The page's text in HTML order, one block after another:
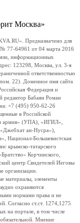
Москва»
Предназначено для
№ 77-64961 от 04 марта 2016
информационных
123298, Москва, ул. 3-я
ответственностью
22). Доменное имя сайта
Федерация и
редактор Бабаян Роман
+7 (495) 950-62-26
в Российской
армия» (УПА), «ИГИЛ»,
ан-Нусра»),
Национал-Большевистская
крымско-татарского
Корчинского,
центр Свидетелей Иеговы
организации.
материалы, элементы
охраняются
нормами права и не
Согласно ст.ст. 1274,1275
на портале, в том числе
Мнение